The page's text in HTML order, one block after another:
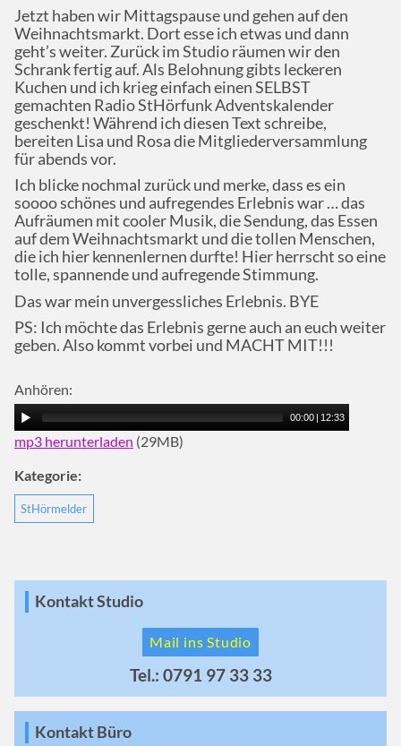
Jetzt haben wir Mittagspause und gehen auf den
Weihnachtsmarkt. Dort esse ich etwas und dann
geht’s weiter. Zurück im Studio räumen wir den
Schrank fertig auf. Als Belohnung gibts leckeren
Kuchen und ich krieg einfach einen SELBST
gemachten Radio StHörfunk Adventskalender
geschenkt! Während ich diesen Text schreibe,
bereiten Lisa und Rosa die Mitgliederversammlung
für abends vor.
Ich blicke nochmal zurück und merke, dass es ein
soooo schönes und aufregendes Erlebnis war … das
Aufräumen mit cooler Musik, die Sendung, das Essen
auf dem Weihnachtsmarkt und die tollen Menschen,
die ich hier kennenlernen durfte! Hier herrscht so eine
tolle, spannende und aufregende Stimmung.
Das war mein unvergessliches Erlebnis. BYE
PS: Ich möchte das Erlebnis gerne auch an euch weiter
geben. Also kommt vorbei und MACHT MIT!!!
Anhören:
00:00 | 12:33
mp3 herunterladen (29MB)
Kategorie:
StHörmelder
Kontakt Studio
Mail ins Studio
Tel.: 0791 97 33 33
Kontakt Büro